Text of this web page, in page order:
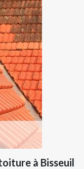
à Bisseuil